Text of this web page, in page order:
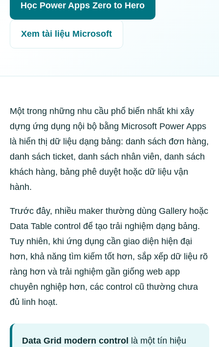
Học Power Apps Zero to Hero
Xem tài liệu Microsoft
Một trong những nhu cầu phổ biến nhất khi xây
dựng ứng dụng nội bộ bằng Microsoft Power Apps
là hiển thị dữ liệu dạng bảng: danh sách đơn hàng,
danh sách ticket, danh sách nhân viên, danh sách
khách hàng, bảng phê duyệt hoặc dữ liệu vận
hành.
Trước đây, nhiều maker thường dùng Gallery hoặc
Data Table control để tạo trải nghiệm dạng bảng.
Tuy nhiên, khi ứng dụng cần giao diện hiện đại
hơn, khả năng tìm kiếm tốt hơn, sắp xếp dữ liệu rõ
ràng hơn và trải nghiệm gần giống web app
chuyên nghiệp hơn, các control cũ thường chưa
đủ linh hoạt.
Data Grid modern control
là một tín hiệu